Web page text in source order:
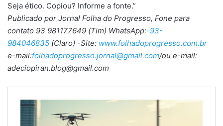
Seja ético. Copiou? Informe a fonte.”
Publicado por Jornal Folha do Progresso, Fone para
contato 93 981177649 (Tim) WhatsApp:-93-
984046835 (Claro) -Site: www.folhadoprogresso.com.br
e-mail:folhadoprogresso.jornal@gmail.com/ou e-mail:
adeciopiran.blog@gmail.com